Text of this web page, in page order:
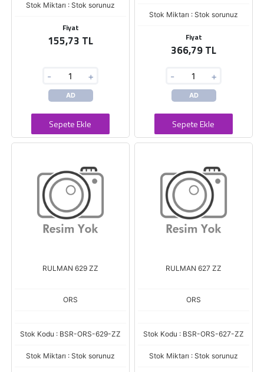
Stok Miktarı : Stok sorunuz
Fiyat
155,73 TL
- +
AD
Sepete Ekle
Stok Miktarı : Stok sorunuz
Fiyat
366,79 TL
- +
AD
Sepete Ekle
RULMAN 629 ZZ
ORS
Stok Kodu : BSR-ORS-629-ZZ
Stok Miktarı : Stok sorunuz
RULMAN 627 ZZ
ORS
Stok Kodu : BSR-ORS-627-ZZ
Stok Miktarı : Stok sorunuz